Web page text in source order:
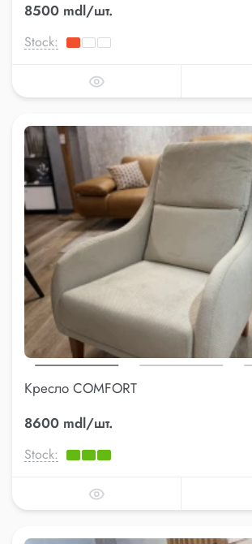
8500 mdl/шт.
Stock:
Кресло COMFORT
8600 mdl/шт.
Stock: